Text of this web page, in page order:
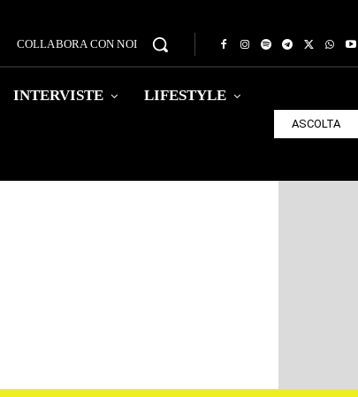
COLLABORA CON NOI
INTERVISTE LIFESTYLE
ASCOLTA